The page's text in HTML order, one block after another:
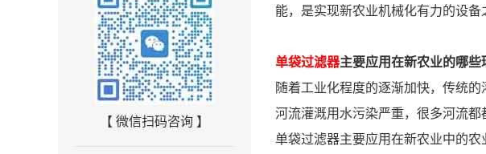
【 微信扫码咨询 】
能，是实现新农业机械化有力的设备
单袋过滤器主要应用在新农业的哪些
随着工业化程度的逐渐加快，传统
河流灌溉用水污染严重，很多河流都
单袋过滤器主要应用在新农业中的